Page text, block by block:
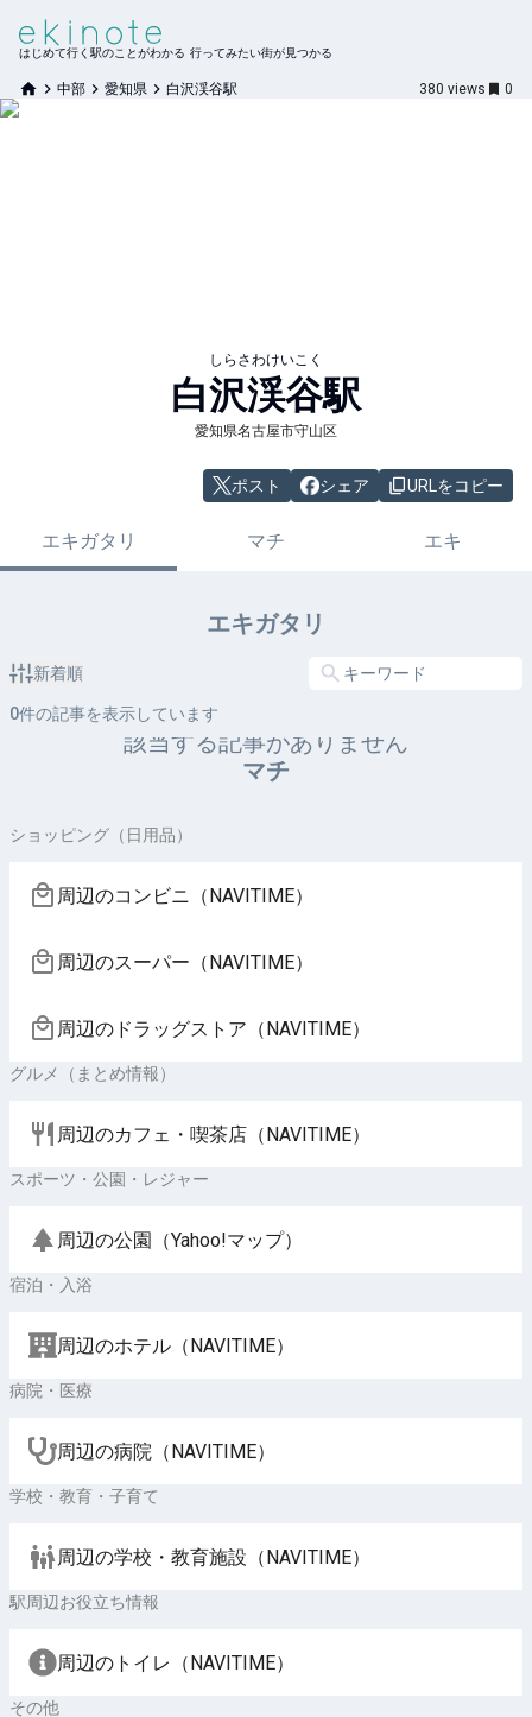
はじめて行く駅のことがわかる 行ってみたい街が見つかる
中部 愛知県 白沢渓谷駅 380 views 0
しらさわけいこく
白沢渓谷駅
愛知県名古屋市守山区
ポスト シェア URLをコピー
エキガタリ マチ エキ
エキガタリ
新着順
0件の記事を表示しています
該当する記事がありません
マチ
ショッピング（日用品）
周辺のコンビニ（NAVITIME）
周辺のスーパー（NAVITIME）
周辺のドラッグストア（NAVITIME）
グルメ（まとめ情報）
周辺のカフェ・喫茶店（NAVITIME）
スポーツ・公園・レジャー
周辺の公園（Yahoo!マップ）
宿泊・入浴
周辺のホテル（NAVITIME）
病院・医療
周辺の病院（NAVITIME）
学校・教育・子育て
周辺の学校・教育施設（NAVITIME）
駅周辺お役立ち情報
周辺のトイレ（NAVITIME）
その他